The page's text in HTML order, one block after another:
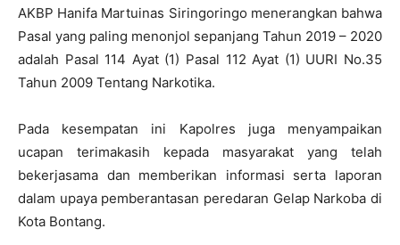
AKBP Hanifa Martuinas Siringoringo menerangkan bahwa
Pasal yang paling menonjol sepanjang Tahun 2019 – 2020
adalah Pasal 114 Ayat (1) Pasal 112 Ayat (1) UURI No.35
Tahun 2009 Tentang Narkotika.
Pada kesempatan ini Kapolres juga menyampaikan
ucapan terimakasih kepada masyarakat yang telah
bekerjasama dan memberikan informasi serta laporan
dalam upaya pemberantasan peredaran Gelap Narkoba di
Kota Bontang.